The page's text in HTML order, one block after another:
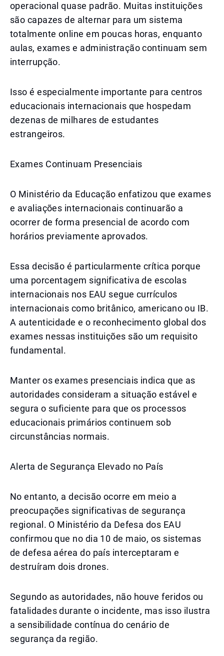
operacional quase padrão. Muitas instituições
são capazes de alternar para um sistema
totalmente online em poucas horas, enquanto
aulas, exames e administração continuam sem
interrupção.
Isso é especialmente importante para centros
educacionais internacionais que hospedam
dezenas de milhares de estudantes
estrangeiros.
Exames Continuam Presenciais
O Ministério da Educação enfatizou que exames
e avaliações internacionais continuarão a
ocorrer de forma presencial de acordo com
horários previamente aprovados.
Essa decisão é particularmente crítica porque
uma porcentagem significativa de escolas
internacionais nos EAU segue currículos
internacionais como britânico, americano ou IB.
A autenticidade e o reconhecimento global dos
exames nessas instituições são um requisito
fundamental.
Manter os exames presenciais indica que as
autoridades consideram a situação estável e
segura o suficiente para que os processos
educacionais primários continuem sob
circunstâncias normais.
Alerta de Segurança Elevado no País
No entanto, a decisão ocorre em meio a
preocupações significativas de segurança
regional. O Ministério da Defesa dos EAU
confirmou que no dia 10 de maio, os sistemas
de defesa aérea do país interceptaram e
destruíram dois drones.
Segundo as autoridades, não houve feridos ou
fatalidades durante o incidente, mas isso ilustra
a sensibilidade contínua do cenário de
segurança da região.